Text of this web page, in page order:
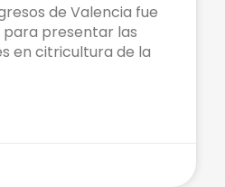
de Valencia fue
para presentar las
en citricultura de la